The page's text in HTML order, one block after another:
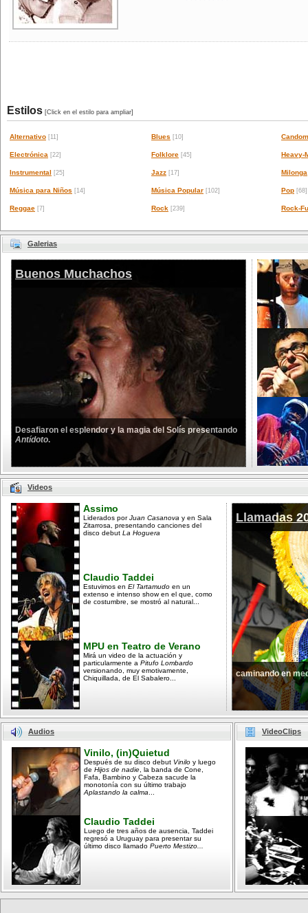
Estilos [Click en el estilo para ampliar]
Alternativo [11] Blues [10]
Electrónica [22] Folklore [45] Heavy-
Instrumental [25] Jazz [17] Milonga
Música para Niños [14] Música Popular [102] Pop [68]
Reggae [7] Rock [239] Rock-
Galerias
Buenos Muchachos
Desafiaron el esplendor y la magia del Solís presentando
Antídoto.
Videos
Assimo
Liderados porJuan Casanova y en Sala
Zitarrosa, presentando canciones del
disco debut La Hoguera
Claudio Taddei
Estuvimos en El Tartamudo en un
extenso e intenso show en el que, como
de costumbre, se mostró al natural...
MPU en Teatro de Verano
Mirá un video de la actuación y
particularmente a Pitufo Lombardo
versionando, muy emotivamente,
Chiquillada, de El Sabalero...
Llamadas
caminando en
Audios
Vinilo, (in)Quietud
Después de su disco debut Vinilo y luego
de Hijos de nadie , la banda de Cone,
Fafa, Bambino y Cabeza sacude la
monotonía con su último trabajo
Aplastando la calma
Claudio Taddei
Luego de tres años de ausencia, Taddei
regresó a Uruguay para presentar su
último disco llamado Puerto Mestizo...
VideoClips